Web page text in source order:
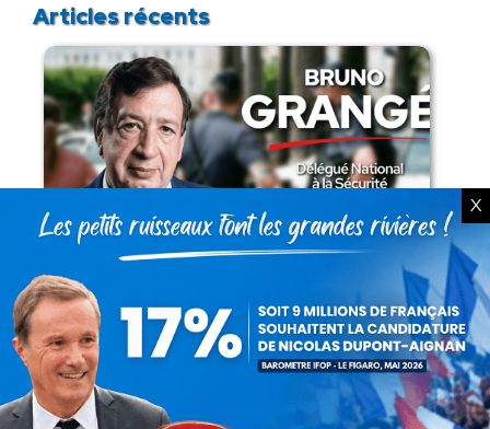
Articles récents
Présomption de légitimité de l’usage des
armes par les forces de l’ordre
X